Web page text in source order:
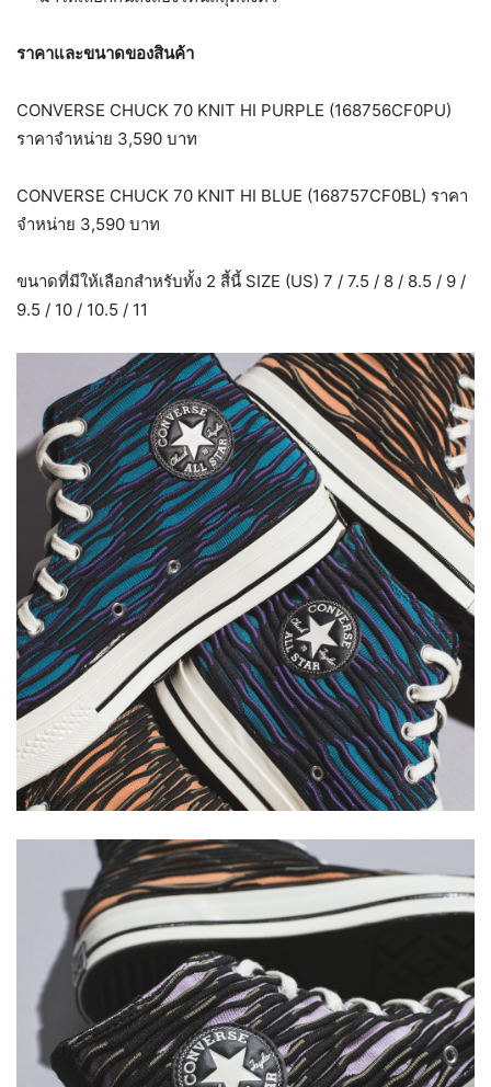
ราคาและขนาดของสินค้า
CONVERSE CHUCK 70 KNIT HI PURPLE (168756CF0PU)
ราคาจำหน่าย 3,590 บาท
CONVERSE CHUCK 70 KNIT HI BLUE (168757CF0BL) ราคา
จำหน่าย 3,590 บาท
ขนาดที่มีให้เลือกสำหรับทั้ง 2 สี้นี้ SIZE (US) 7 / 7.5 / 8 / 8.5 / 9 /
9.5 / 10 / 10.5 / 11